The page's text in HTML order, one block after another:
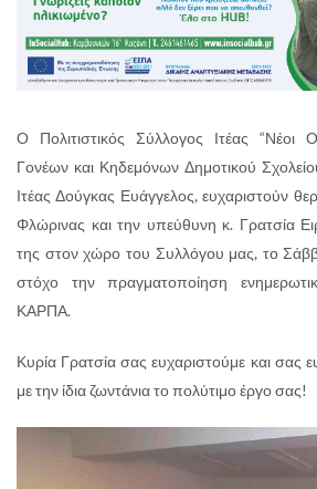
Ο Πολιτιστικός Σύλλογος Ιτέας “Νέοι
Γονέων και Κηδεμόνων Δημοτικού
Ιτέας Δούγκας Ευάγγελος, ευχαριστούν
Φλώρινας και την υπεύθυνη κ. Γρατσία
της στον χώρο του Συλλόγου μας, το
στόχο την πραγματοποίηση
ΚΑΡΠΑ.
Κυρία Γρατσία σας ευχαριστούμε και σας
με την ίδια ζωντάνια το πολύτιμο έργο σας!